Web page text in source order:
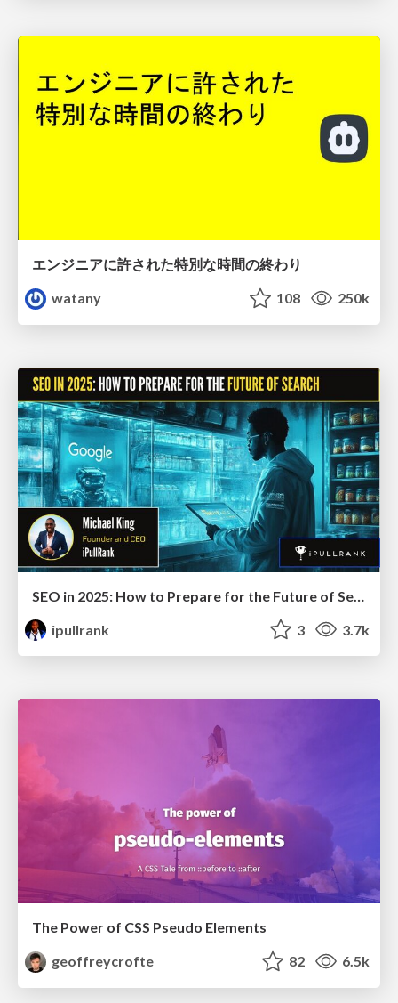
エンジニアに許された特別な時間の終わり
watany
108 250k
ipullrank
3 3.7k
The Power of CSS Pseudo Elements
geoffreycrofte
82 6.5k